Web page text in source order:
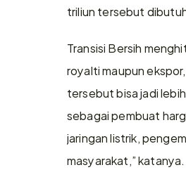
triliun tersebut
Transisi Bersih
royalti maupun
tersebut bisa jadi
sebagai pembuat
jaringan listrik,
masyarakat,” katanya.